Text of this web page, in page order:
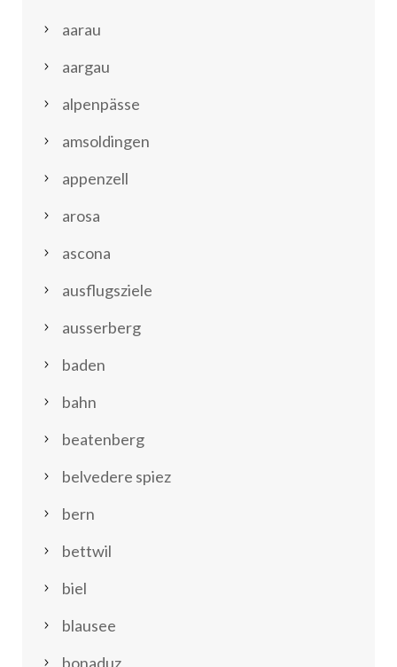
aarau
aargau
alpenpässe
amsoldingen
appenzell
arosa
ascona
ausflugsziele
ausserberg
baden
bahn
beatenberg
belvedere spiez
bern
bettwil
biel
blausee
bonaduz